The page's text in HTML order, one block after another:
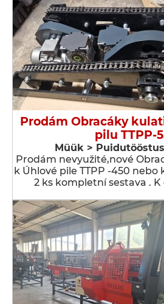
Prodám Obracáky
pilu TTPP-
Müük >
Prodám nevyužité,nové
k Úhlové pile TTPP -450 nebo
2 ks kompletní sestava . K